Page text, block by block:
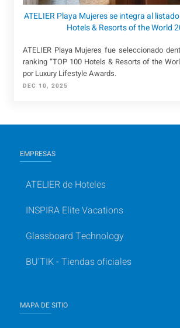
ATELIER Playa Mujeres se integra al
Hotels & Resorts of the World
ATELIER Playa Mujeres fue seleccionado
ranking “TOP 100 Hotels & Resorts of the
por Luxury Lifestyle Awards.
DEC 10, 2025
EMPRESAS
ATELIER de Hoteles
INSPIRA Elite Vacations
Glassboard Technology
BU'TIK - Tiendas oficiales
MAPA DE SITIO